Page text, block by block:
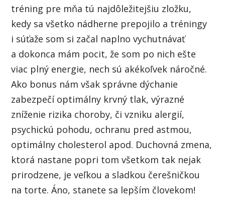
tréning pre mňa tú najdôležitejšiu zložku,
kedy sa všetko nádherne prepojilo a tréningy
i súťaže som si začal naplno vychutnávať
a dokonca mám pocit, že som po nich ešte
viac plný energie, nech sú akékoľvek náročné.
Ako bonus nám však správne dýchanie
zabezpečí optimálny krvný tlak, výrazné
zníženie rizika choroby, či vzniku alergií,
psychickú pohodu, ochranu pred astmou,
optimálny cholesterol apod. Duchovná zmena,
ktorá nastane popri tom všetkom tak nejak
prirodzene, je veľkou a sladkou čerešničkou
na torte. Áno, stanete sa lepším človekom!